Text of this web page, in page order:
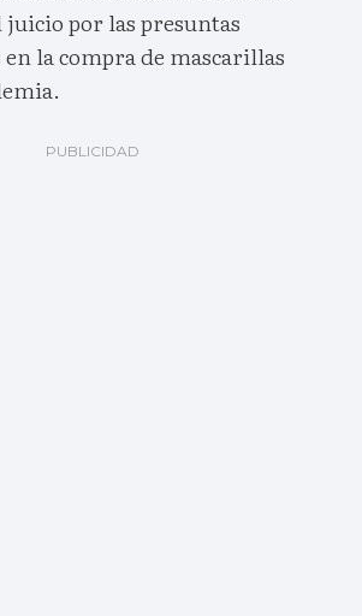
juicio por las presuntas
la compra de mascarillas